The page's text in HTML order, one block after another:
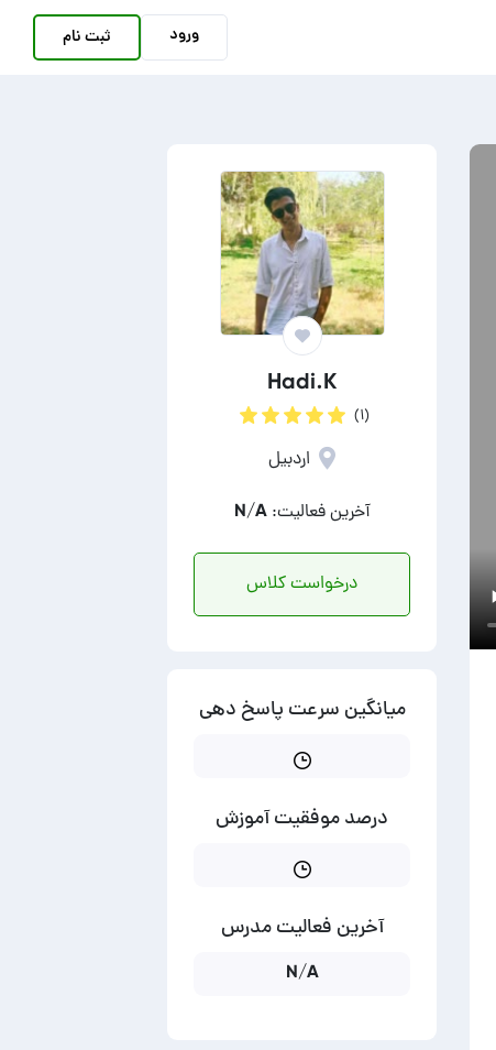
ورود ثبت نام
Hadi.K
(۱)
اردبیل
آخرین فعالیت: N/A
درخواست کلاس
میانگین سرعت پاسخ دهی
درصد موفقیت آموزش
آخرین فعالیت مدرس
N/A